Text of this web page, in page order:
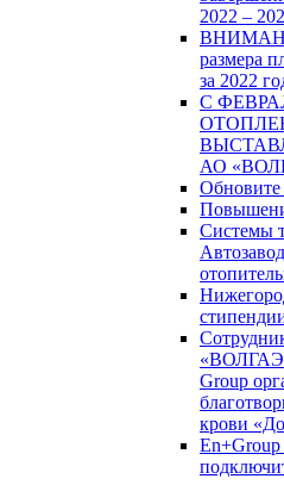
2022 –
размера
за 2022
С
АО
Системы
Group
крови
En+Group